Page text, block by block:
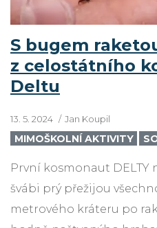
S bugem
z celostátního
Deltu
13. 5. 2024 Jan Koupil
MIMOŠKOLNÍ AKTIVITY
První kosmonaut DELTY
švábi prý přežijou
metrového kráteru po